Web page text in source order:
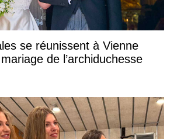
se réunissent à Vienne
de l’archiduchesse